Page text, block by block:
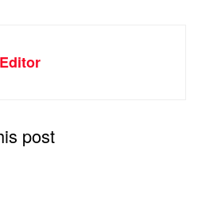
Editor
post